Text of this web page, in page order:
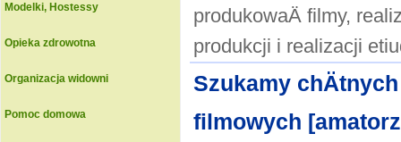
Modelki, Hostessy
Opieka zdrowotna
Organizacja widowni
Pomoc domowa
produkowaÄ filmy,
produkcji i realizacji
Szukamy
filmowych